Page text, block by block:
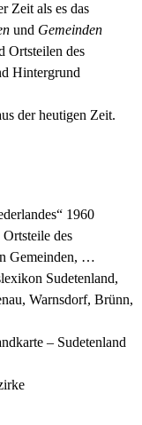
Zeit als es das
und Gemeinden
Ortsteilen des
Hintergrund
der heutigen Zeit.
1960
des
Gemeinden, …
Sudetenland,
Warnsdorf, Brünn,
– Sudetenland